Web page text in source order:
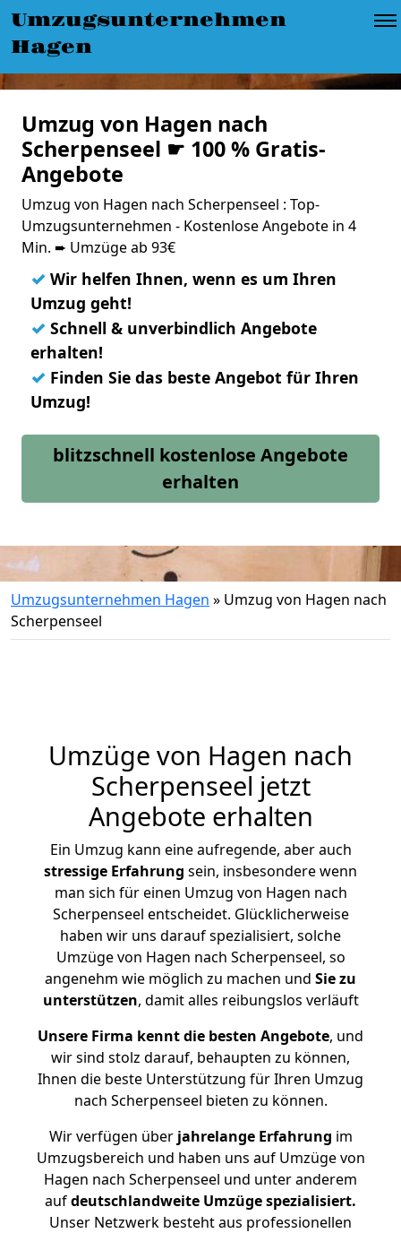
Umzugsunternehmen
Hagen
Umzug von Hagen nach
Scherpenseel ☛ 100 % Gratis-
Angebote
Umzug von Hagen nach Scherpenseel : Top-
Umzugsunternehmen - Kostenlose Angebote in 4
Min. ➨ Umzüge ab 93€
✓ Wir helfen Ihnen, wenn es um Ihren
Umzug geht!
✓ Schnell & unverbindlich Angebote
erhalten!
✓ Finden Sie das beste Angebot für Ihren
Umzug!
blitzschnell kostenlose Angebote
erhalten
Umzugsunternehmen Hagen » Umzug von Hagen nach
Scherpenseel
Umzüge von Hagen nach
Scherpenseel jetzt
Angebote erhalten
Ein Umzug kann eine aufregende, aber auch
stressige Erfahrung sein, insbesondere wenn
man sich für einen Umzug von Hagen nach
Scherpenseel entscheidet. Glücklicherweise
haben wir uns darauf spezialisiert, solche
Umzüge von Hagen nach Scherpenseel, so
angenehm wie möglich zu machen und Sie zu
unterstützen, damit alles reibungslos verläuft
Unsere Firma kennt die besten Angebote, und
wir sind stolz darauf, behaupten zu können,
Ihnen die beste Unterstützung für Ihren Umzug
nach Scherpenseel bieten zu können.
Wir verfügen überjahrelange Erfahrung im
Umzugsbereich und haben uns auf Umzüge von
Hagen nach Scherpenseel und unter anderem
aufdeutschlandweite Umzüge spezialisiert.
Unser Netzwerk besteht aus professionellen